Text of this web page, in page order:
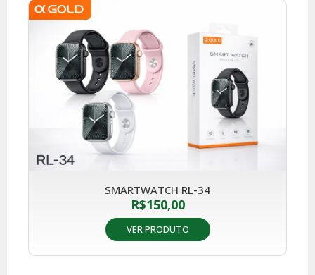
SMARTWATCH RL-34
R$150,00
VER PRODUTO